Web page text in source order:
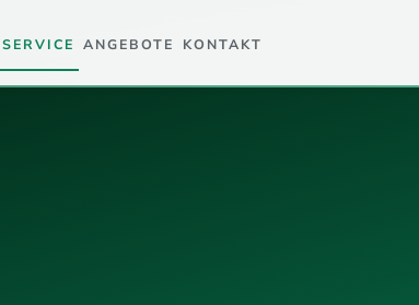
SERVICE ANGEBOTE KONTAKT